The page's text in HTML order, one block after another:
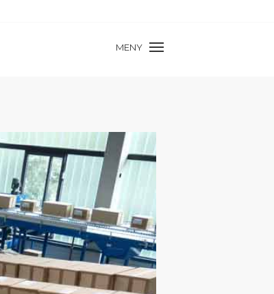
MENY